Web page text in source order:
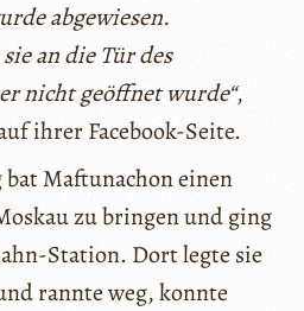
abgewiesen.
an die Tür des
nicht geöffnet wurde“,
ihrer Facebook-Seite.
Maftunachon einen
zu bringen und ging
Station. Dort legte sie
rannte weg, konnte